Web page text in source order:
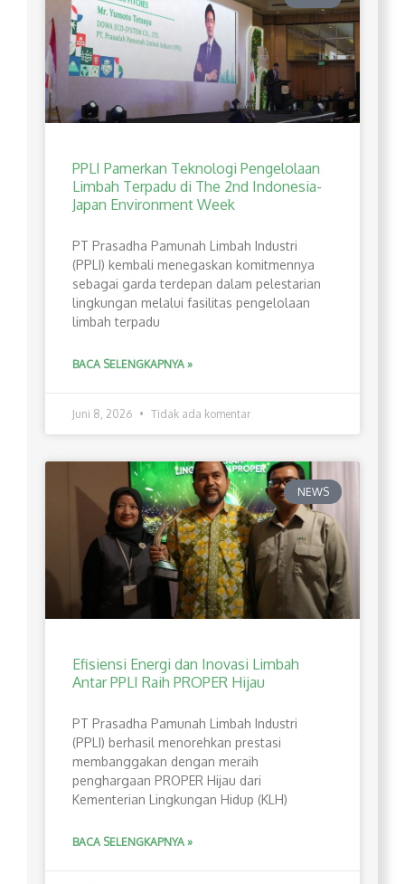
PPLI Pamerkan Teknologi Pengelolaan
Limbah Terpadu di The 2nd Indonesia-
Japan Environment Week
PT Prasadha Pamunah Limbah Industri
(PPLI) kembali menegaskan komitmennya
sebagai garda terdepan dalam pelestarian
lingkungan melalui fasilitas pengelolaan
limbah terpadu
BACA SELENGKAPNYA »
Juni 8, 2026 Tidak ada komentar
NEWS
Efisiensi Energi dan Inovasi Limbah
Antar PPLI Raih PROPER Hijau
PT Prasadha Pamunah Limbah Industri
(PPLI) berhasil menorehkan prestasi
membanggakan dengan meraih
penghargaan PROPER Hijau dari
Kementerian Lingkungan Hidup (KLH)
BACA SELENGKAPNYA »